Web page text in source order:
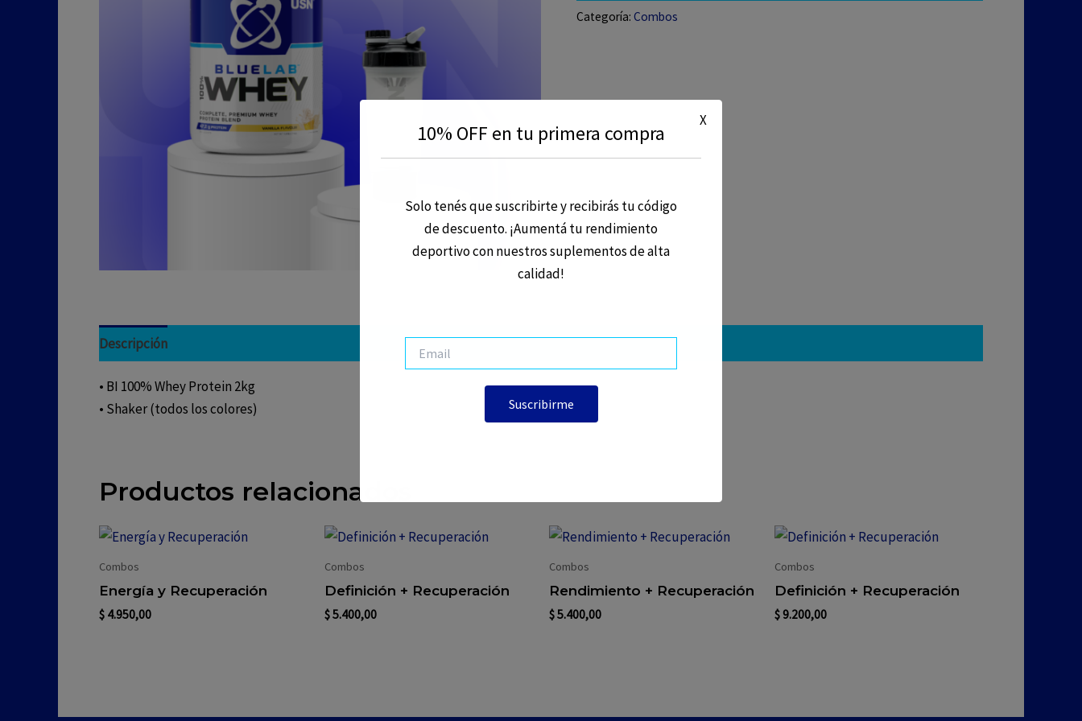
cantidad
Categoría: Combos
Descripción
• BI 100% Whey Protein 2kg
• Shaker (todos los colores)
Productos relacionados
Combos
Energía y Recuperación
$ 4.950,00
Combos
Definición + Recuperación
$5.400,00
Combos
Rendimiento + Recuperación
$5.400,00
Combos
Definición + Recuperación
$9.200,00
10% OFF en tu primera compra
Solo tenés que suscribirte y recibirás tu código
de descuento. ¡Aumentá tu rendimiento
deportivo con nuestros suplementos de alta
calidad!
X